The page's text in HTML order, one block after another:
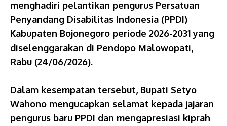
menghadiri pelantikan pengurus Persatuan
Penyandang Disabilitas Indonesia (PPDI)
Kabupaten Bojonegoro periode 2026-2031 yang
diselenggarakan di Pendopo Malowopati,
Rabu (24/06/2026).
Dalam kesempatan tersebut, Bupati Setyo
Wahono mengucapkan selamat kepada jajaran
pengurus baru PPDI dan mengapresiasi kiprah